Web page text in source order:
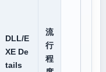
DLL/E
XE De
tails
流
行
程